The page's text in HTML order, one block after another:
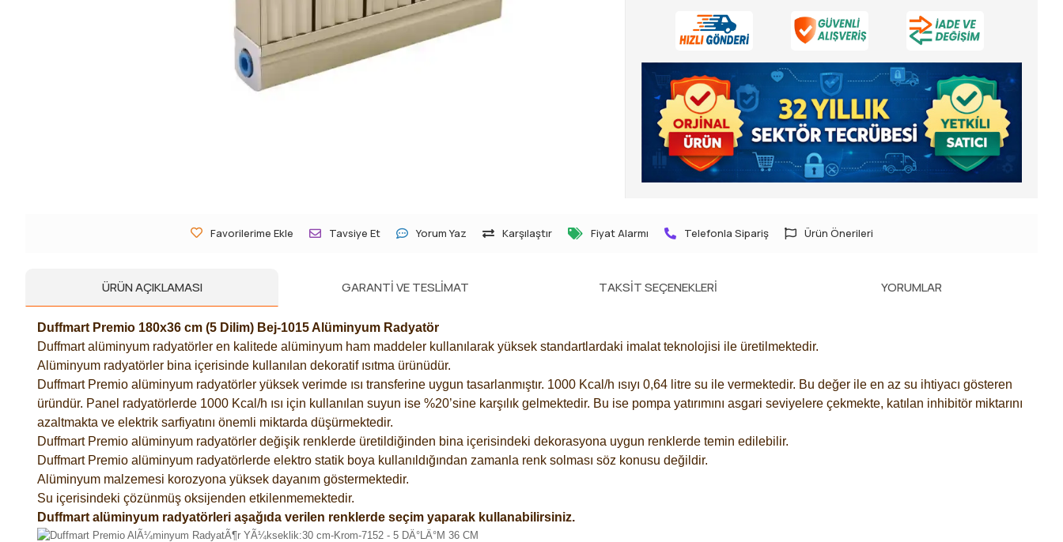
Favorilerime Ekle Tavsiye Et Yorum Yaz Karşılaştır Fiyat Alarmı Telefonla Sipariş Ürün Önerileri
ÜRÜN AÇIKLAMASI GARANTI VE TESLIMAT TAKSIT SEÇENEKLERI YORUMLAR
Duffmart Premio 180x36 cm (5 Dilim) Bej-1015 Alüminyum Radyatör
Duffmart alüminyum radyatörler en kalitede alüminyum ham maddeler kullanılarak yüksek standartlardaki imalat teknolojisi ile üretilmektedir.
Alüminyum radyatörler bina içerisinde kullanılan dekoratif ısıtma ürünüdür.
Duffmart Premio alüminyum radyatörler yüksek verimde ısı transferine uygun tasarlanmıştır. 1000 Kcal/h ısıyı 0,64 litre su ile vermektedir. Bu değer ile en az su ihtiyacı gösteren
üründür. Panel radyatörlerde 1000 Kcal/h ısı için kullanılan suyun ise %20’sine karşılık gelmektedir. Bu ise pompa yatırımını asgari seviyelere çekmekte, katılan inhibitör miktarını
azaltmakta ve elektrik sarfiyatını önemli miktarda düşürmektedir.
Duffmart Premio alüminyum radyatörler değişik renklerde üretildiğinden bina içerisindeki dekorasyona uygun renklerde temin edilebilir.
Duffmart Premio alüminyum radyatörlerde elektro statik boya kullanıldığından zamanla renk solması söz konusu değildir.
Alüminyum malzemesi korozyona yüksek dayanım göstermektedir.
Su içerisindeki çözünmüş oksijenden etkilenmemektedir.
Duffmart alüminyum radyatörleri aşağıda verilen renklerde seçim yaparak kullanabilirsiniz.